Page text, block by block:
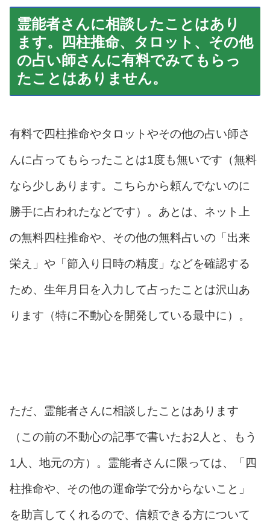
霊能者さんに相談したことはあり
ます。四柱推命、タロット、その他
の占い師さんに有料でみてもらっ
たことはありません。
有料で四柱推命やタロットやその他の占い師さ
んに占ってもらったことは1度も無いです（無料
なら少しあります。こちらから頼んでないのに
勝手に占われたなどです）。あとは、ネット上
の無料四柱推命や、その他の無料占いの「出来
栄え」や「節入り日時の精度」などを確認する
ため、生年月日を入力して占ったことは沢山あ
ります（特に不動心を開発している最中に）。
ただ、霊能者さんに相談したことはあります
（この前の不動心の記事で書いたお2人と、もう
1人、地元の方）。霊能者さんに限っては、「四
柱推命や、その他の運命学で分からないこと」
を助言してくれるので、信頼できる方について